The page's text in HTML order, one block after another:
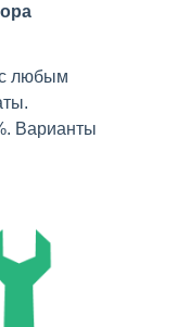
с любым
Варианты